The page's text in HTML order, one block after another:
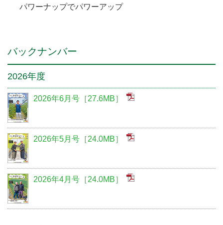
パワーナップでパワーアップ
バックナンバー
2026年度
2026年6月号［27.6MB］
2026年5月号［24.0MB］
2026年4月号［24.0MB］